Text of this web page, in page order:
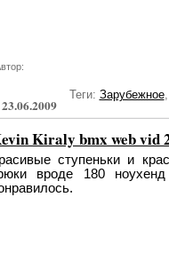
Теги: Зарубежное
23.06.2009
Kiraly bmx web vid
ступеньки и
вроде 180